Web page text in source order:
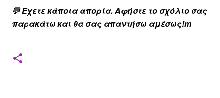
💬 Έχετε κάποια απορία. Αφήστε το σχόλιο σας
παρακάτω και θα σας απαντήσω αμέσως!m